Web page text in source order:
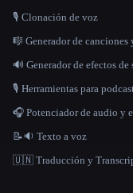
🎙️ Clonación de voz
🎼 Generador de canciones
🔊 Generador de efectos de
🎙️ Herramientas para
🎧 Potenciador de audio y
📝🔉 Texto a voz
🇺🇳 Traducción y